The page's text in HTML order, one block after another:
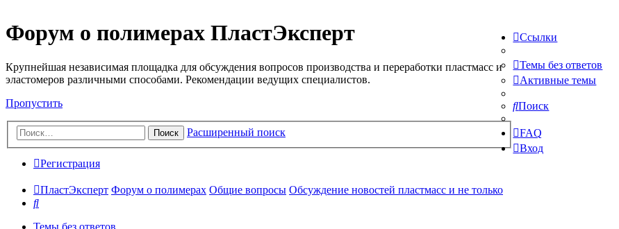
Форум о полимерах ПластЭксперт
Крупнейшая независимая площадка для обсуждения вопросов производства и переработки пластмасс и
эластомеров различными способами. Рекомендации ведущих специалистов.
Пропустить
Поиск Расширенный поиск
Ссылки
Темы без ответов
Активные темы
Поиск
FAQ
Вход
Регистрация
ПластЭксперт Форум о полимерах Общие вопросы Обсуждение новостей пластмасс и не только
Поиск
Темы без ответов